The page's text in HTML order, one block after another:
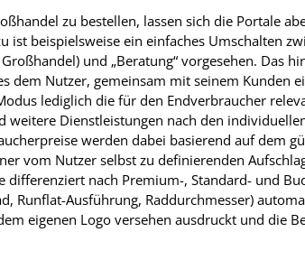
zu bestellen, lassen sich die Portale
beispielsweise ein einfaches Umschalten
und „Beratung“ vorgesehen. Das
dem Nutzer, gemeinsam mit seinem Kunden
lediglich die für den Endverbraucher
Dienstleistungen nach den
werden dabei basierend auf dem
vom Nutzer selbst zu definierenden
nach Premium-, Standard- und
Runflat-Ausführung, Raddurchmesser)
eigenen Logo versehen ausdruckt und die